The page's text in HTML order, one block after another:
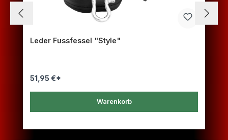
Leder Fussfessel "Style"
51,95 €*
Warenkorb